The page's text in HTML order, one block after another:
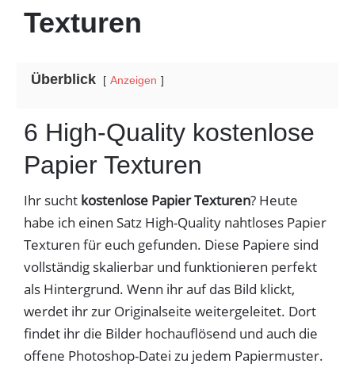
Texturen
Überblick Anzeigen
6 High-Quality kostenlose
Papier Texturen
Ihr sucht kostenlose Papier Texturen? Heute
habe ich einen Satz High-Quality nahtloses Papier
Texturen für euch gefunden. Diese Papiere sind
vollständig skalierbar und funktionieren perfekt
als Hintergrund. Wenn ihr auf das Bild klickt,
werdet ihr zur Originalseite weitergeleitet. Dort
findet ihr die Bilder hochauflösend und auch die
offene Photoshop-Datei zu jedem Papiermuster.